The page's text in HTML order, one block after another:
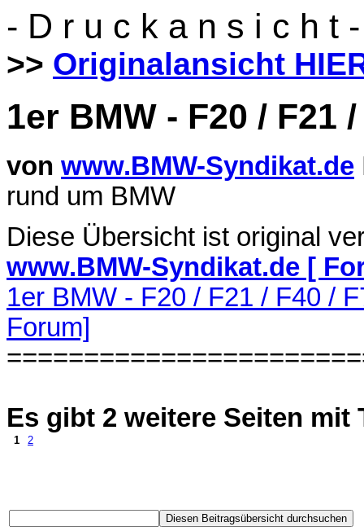
- D r u c k a n s i c h t -
>> Originalansicht
1er BMW - F20 / F21
von www.BMW-Syndikat.de
rund um BMW
Diese Übersicht ist original
www.BMW-Syndikat.de [
1er BMW - F20 / F21 / F40 /
Forum]
Es gibt 2 weitere Seiten
1 2